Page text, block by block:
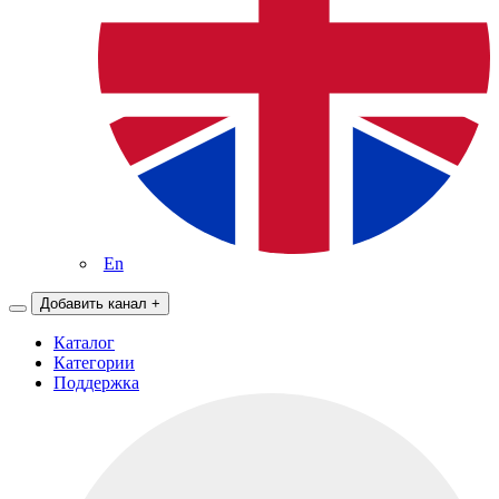
En
Добавить канал +
Каталог
Категории
Поддержка